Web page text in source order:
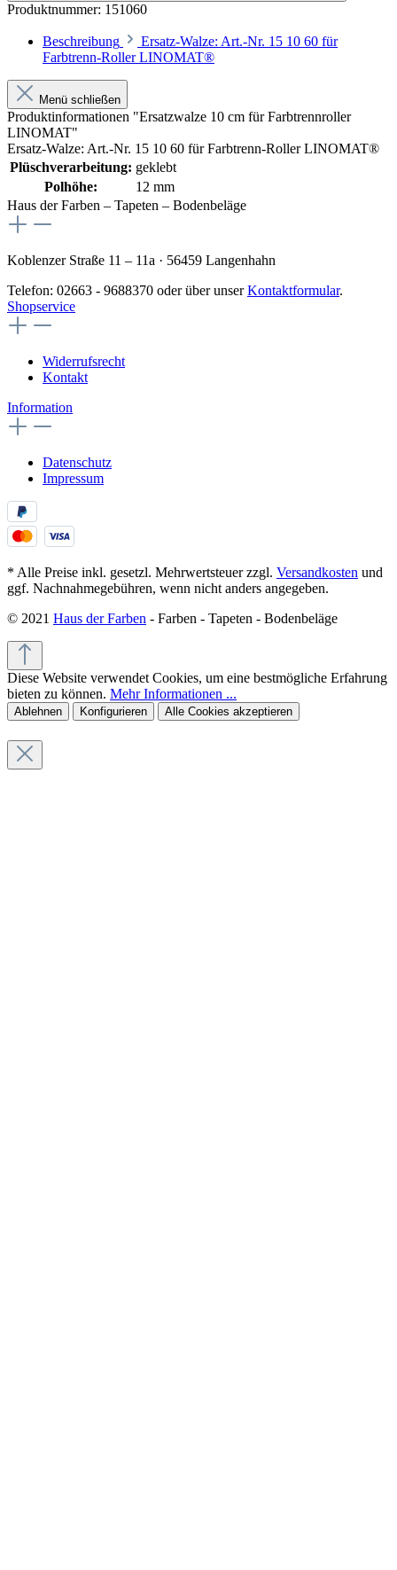
Produktnummer: 151060
Beschreibung
Ersatz-Walze: Art.-Nr. 15 10 60 für
Farbtrenn-Roller LINOMAT®
Menü schließen
Produktinformationen "Ersatzwalze 10 cm für Farbtrennroller
LINOMAT"
Ersatz-Walze: Art.-Nr. 15 10 60 für Farbtrenn-Roller LINOMAT®
Plüschverarbeitung: geklebt
Polhöhe:
12 mm
Haus der Farben – Tapeten – Bodenbeläge
Koblenzer Straße 11 – 11a · 56459 Langenhahn
Telefon: 02663 - 9688370 oder über unserKontaktformular.
Shopservice
Widerrufsrecht
Kontakt
Information
Datenschutz
Impressum
* Alle Preise inkl. gesetzl. Mehrwertsteuer zzgl. Versandkosten und
ggf. Nachnahmegebühren, wenn nicht anders angegeben.
© 2021 Haus der Farben - Farben - Tapeten - Bodenbeläge
Diese Website verwendet Cookies, um eine bestmögliche Erfahrung
bieten zu können. Mehr Informationen ...
Ablehnen Konfigurieren Alle Cookies akzeptieren